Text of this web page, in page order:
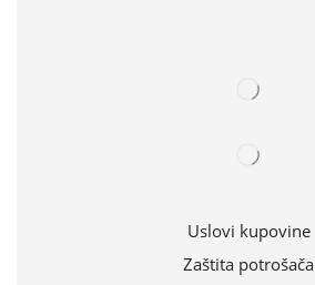
Uslovi kupovine
Zaštita potrošača